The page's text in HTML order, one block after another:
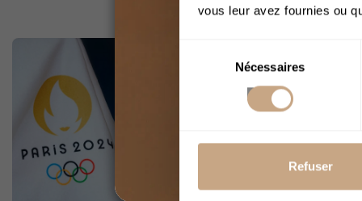
vous leur avez fournies ou
consentement
Nécessaires
RefuserCBD